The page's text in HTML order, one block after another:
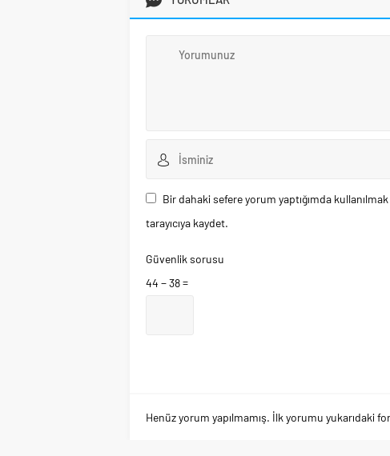
Bir dahaki sefere yorum yaptığımda
tarayıcıya kaydet.
Güvenlik sorusu
44 − 38 =
Henüz yorum yapılmamış. İlk yorumu yukarıdaki